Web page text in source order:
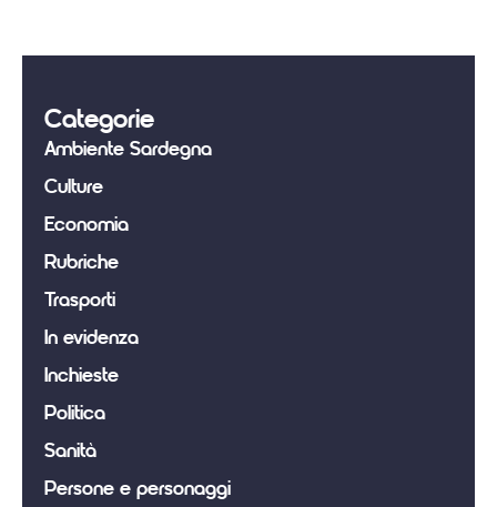
Categorie
Ambiente Sardegna
Culture
Economia
Rubriche
Trasporti
In evidenza
Inchieste
Politica
Sanità
Persone e personaggi